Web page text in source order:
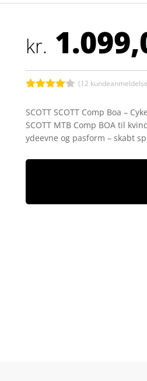
kr.
ud af 5
baseret
på
kundebed
r
(12
SCOTT SCOTT Comp Boa –
SCOTT MTB Comp BOA til
ydeevne og pasform – skabt